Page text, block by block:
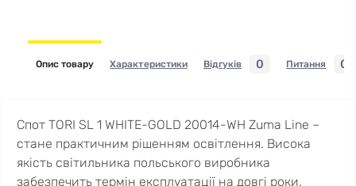
Опис товару Характеристики Відгуків 0 Питання 0
Спот TORI SL 1 WHITE-GOLD 20014-WH Zuma Line –
стане практичним рішенням освітлення. Висока
якість світильника польського виробника
забезпечить термін експлуатації на довгі роки.